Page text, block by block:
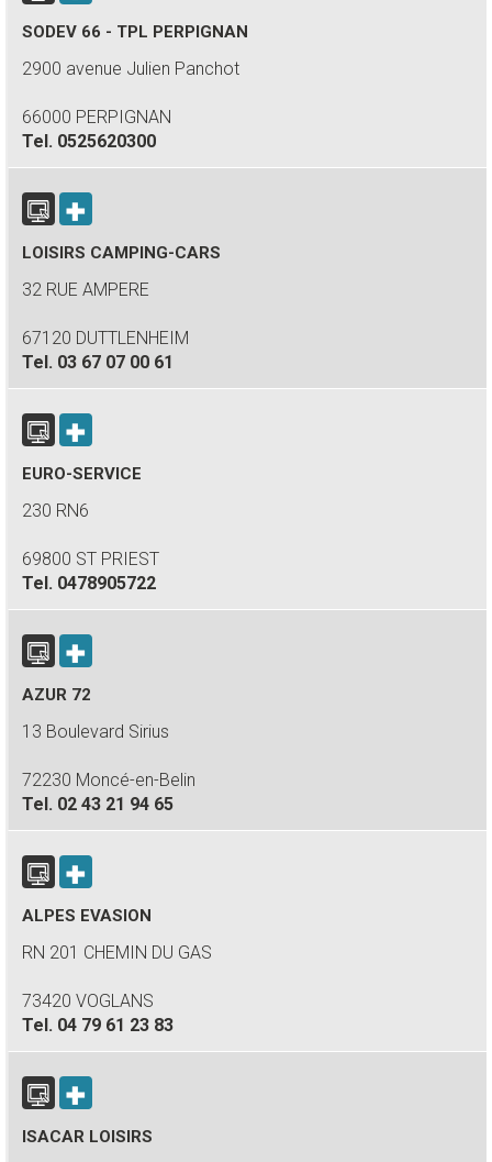
SODEV 66 - TPL PERPIGNAN
2900 avenue Julien Panchot
66000 PERPIGNAN
Tel. 0525620300
LOISIRS CAMPING-CARS
32 RUE AMPERE
67120 DUTTLENHEIM
Tel. 03 67 07 00 61
EURO-SERVICE
230 RN6
69800 ST PRIEST
Tel. 0478905722
AZUR 72
13 Boulevard Sirius
72230 Moncé-en-Belin
Tel. 02 43 21 94 65
ALPES EVASION
RN 201 CHEMIN DU GAS
73420 VOGLANS
Tel. 04 79 61 23 83
ISACAR LOISIRS